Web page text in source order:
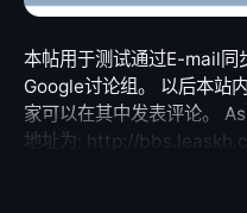
本帖用于测试通过E-mail
Google讨论组。 以后本站
家可以在其中发表评论。
地址为: http://